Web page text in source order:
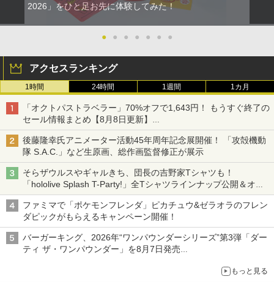
2026」をひと足お先に体験してみた！
● ● ● ● ● ● ●
アクセスランキング
1時間 24時間 1週間 1カ月
「オクトパストラベラー」70%オフで1,643円！ もうすぐ終了の
セール情報まとめ【8月8日更新】
ニンテンドーeショップでは「大神 絶景版」が67%オフで990円
後藤隆幸氏アニメーター活動45年周年記念展開催！ 「攻殻機動
隊 S.A.C.」など生原画、総作画監督修正が展示
そらザウルスやギャルきち、団長の吉野家Tシャツも！
「hololive Splash T-Party!」全Tシャツラインナップ公開＆オン
ライン販売開始
ファミマで「ポケモンフレンダ」ピカチュウ&ゼラオラのフレン
ダピックがもらえるキャンペーン開催！
バーガーキング、2026年“ワンパウンダーシリーズ”第3弾「ダー
ティ ザ・ワンパウンダー」を8月7日発売
もっと見る